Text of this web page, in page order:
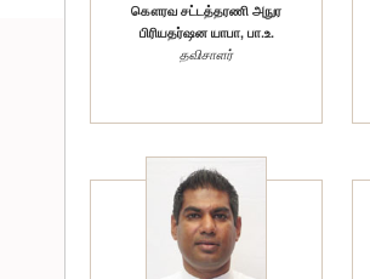
கௌரவ சட்டத்தரணி அநுர
பிரியதர்ஷன யாபா, பா.உ.
தவிசாளர்